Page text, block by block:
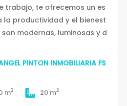
trabajo, te ofrecemos un es
la productividad y el bienest
modernas, luminosas y d
PINTON INMOBILIARIA FS
m2 20 m2